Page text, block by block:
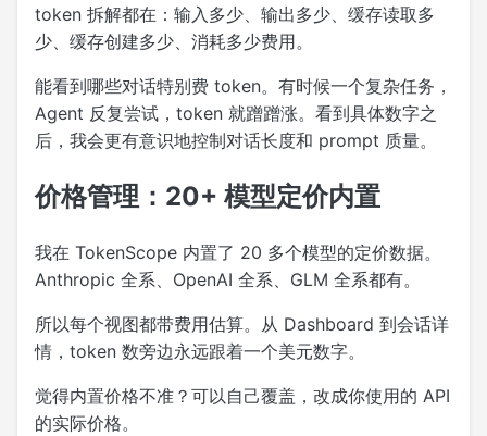
token 拆解都在：输入多少、输出多少、缓存读取多
少、缓存创建多少、消耗多少费用。
能看到哪些对话特别费 token。有时候一个复杂任务，
Agent 反复尝试，token 就蹭蹭涨。看到具体数字之
后，我会更有意识地控制对话长度和 prompt 质量。
价格管理：20+ 模型定价内置
我在 TokenScope 内置了 20 多个模型的定价数据。
Anthropic 全系、OpenAI 全系、GLM 全系都有。
所以每个视图都带费用估算。从 Dashboard 到会话详
情，token 数旁边永远跟着一个美元数字。
觉得内置价格不准？可以自己覆盖，改成你使用的 API
的实际价格。